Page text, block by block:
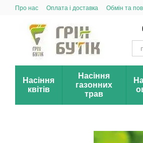
Перейти до основного контенту
Про нас Оплата і доставка Обмін та
Насіння
квітів
Насіння
газонних
трав